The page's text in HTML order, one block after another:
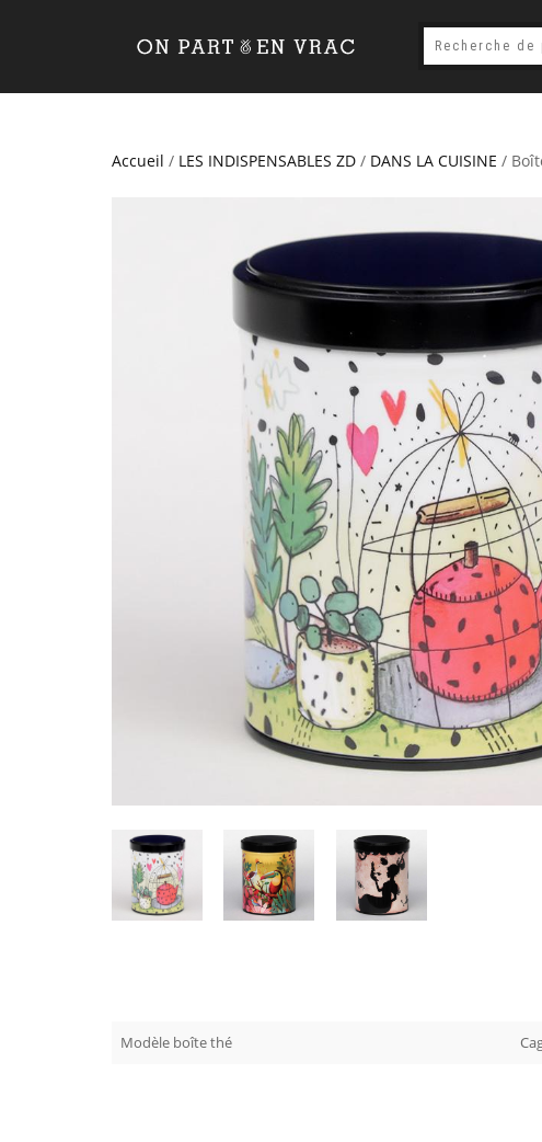
Accueil / LES INDISPENSABLES ZD / DANS LA CUISINE /
Modèle boîte thé